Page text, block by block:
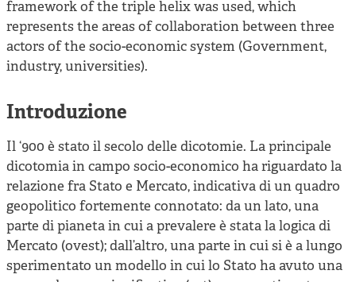
framework of the triple helixwas used, which
represents the areas of collaboration between three
actors of the socio-economic system (Government,
industry, universities).
Introduzione
Il ‘900 è stato il secolo delle dicotomie. La principale
dicotomia in campo socio-economico ha riguardato la
relazione fra Stato e Mercato, indicativa di un quadro
geopolitico fortemente connotato: da un lato, una
parte di pianeta in cui a prevalere è stata la logica di
Mercato (ovest); dall’altro, una parte in cui si è a lungo
sperimentato un modello in cui lo Stato ha avuto una